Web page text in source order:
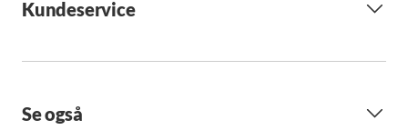
Kundeservice
Se også